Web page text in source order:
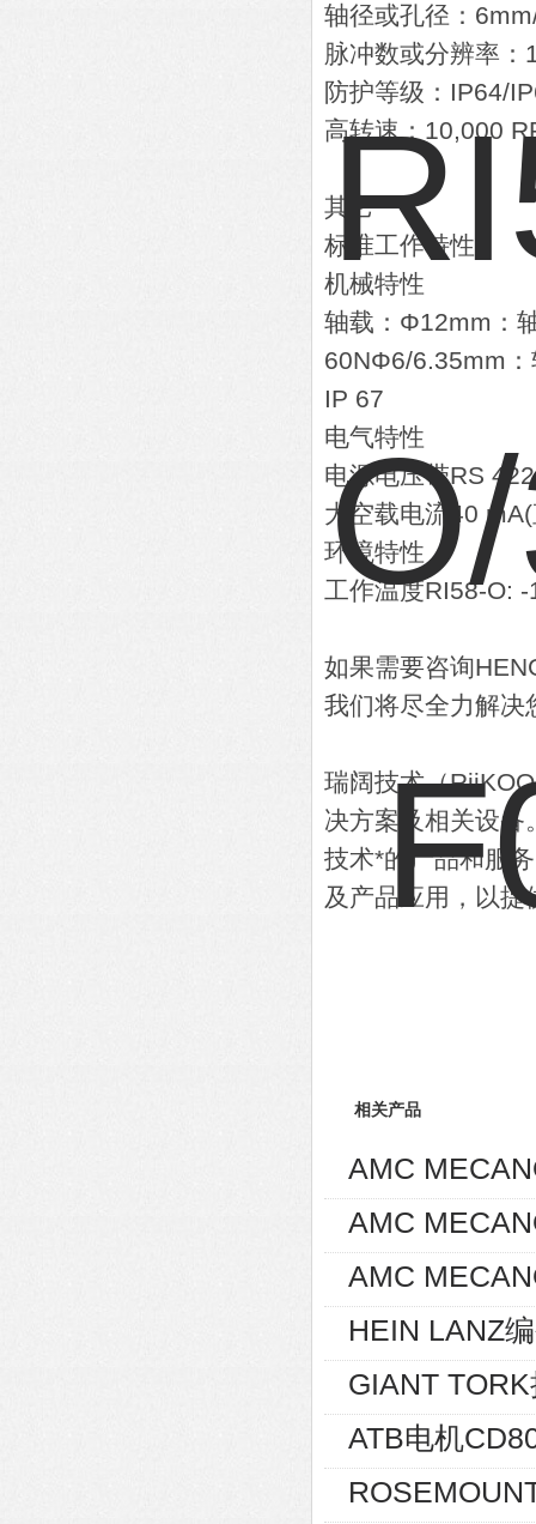
轴径或孔径：
脉冲数或分辨率
防护等级：IP64/
高转速：10,000
其它
标准工作特性
机械特性
轴载：Φ12mm：
60NΦ6/6.35mm：
IP 67
电气特性
电源电压带RS
大空载电流40
环境特性
工作温度RI58-O:
如果需要咨询
我们将尽全力解决
瑞阔技术（
决方案及相关设备
技术*的产品和服
及产品应用，以提
相关产品
AMC
AMC
AMC
HEIN LANZ
GIANT
ATB电机